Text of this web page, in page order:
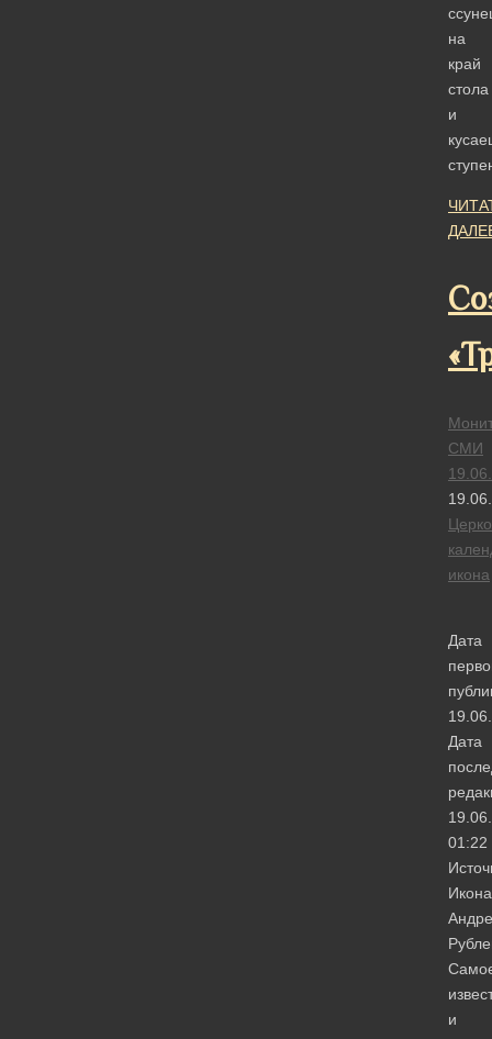
на
край
стола
и
СМИ
икона
Дата
Дата
01:22
Икона
и